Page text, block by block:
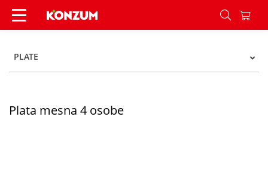
Plata mesna 4 osobe - Konzum
PLATE
Plata mesna 4 osobe